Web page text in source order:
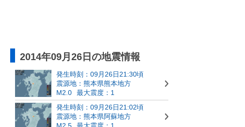
2014年09月26日の地震情報
発生時刻：09月26日21:30頃
震源地：熊本県熊本地方
M2.0
最大震度：1
発生時刻：09月26日21:02頃
震源地：熊本県阿蘇地方
M2.5
最大震度：1